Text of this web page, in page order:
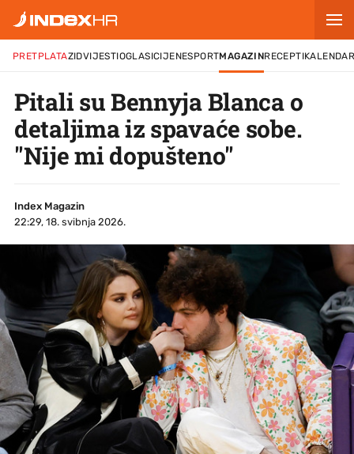
PRETPLATAZIDVIJESTIOGLASICIJENESPORTMAGAZINRECEPTI
Pitali su Bennyja Blanca o
detaljima iz spavaće sobe.
"Nije mi dopušteno"
Index Magazin
22:29, 18. svibnja 2026.